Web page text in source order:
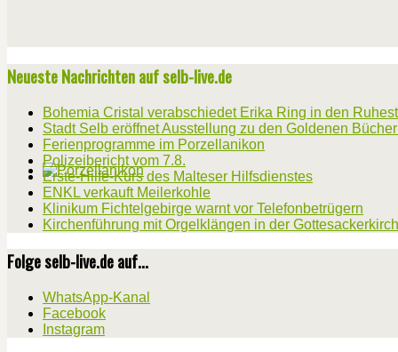
Neueste Nachrichten auf selb-live.de
Bohemia Cristal verabschiedet Erika Ring in den
Stadt Selb eröffnet Ausstellung zu den Goldenen
Ferienprogramme im Porzellanikon
Polizeibericht vom 7.8.
Erste-Hilfe-Kurs des Malteser Hilfsdienstes
ENKL verkauft Meilerkohle
Klinikum Fichtelgebirge warnt vor Telefonbetrügern
Kirchenführung mit Orgelklängen in der
Folge selb-live.de auf...
WhatsApp-Kanal
Facebook
Instagram